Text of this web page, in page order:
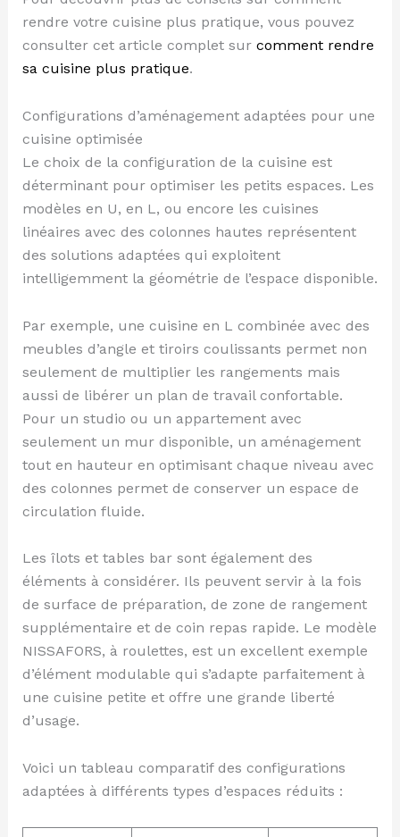
rendre votre cuisine plus pratique, vous pouvez
consulter cet article complet sur comment rendre
sa cuisine plus pratique.
Configurations d’aménagement adaptées pour une
cuisine optimisée
Le choix de la configuration de la cuisine est
déterminant pour optimiser les petits espaces. Les
modèles en U, en L, ou encore les cuisines
linéaires avec des colonnes hautes représentent
des solutions adaptées qui exploitent
intelligemment la géométrie de l’espace disponible.
Par exemple, une cuisine en L combinée avec des
meubles d’angle et tiroirs coulissants permet non
seulement de multiplier les rangements mais
aussi de libérer un plan de travail confortable.
Pour un studio ou un appartement avec
seulement un mur disponible, un aménagement
tout en hauteur en optimisant chaque niveau avec
des colonnes permet de conserver un espace de
circulation fluide.
Les îlots et tables bar sont également des
éléments à considérer. Ils peuvent servir à la fois
de surface de préparation, de zone de rangement
supplémentaire et de coin repas rapide. Le modèle
NISSAFORS, à roulettes, est un excellent exemple
d’élément modulable qui s’adapte parfaitement à
une cuisine petite et offre une grande liberté
d’usage.
Voici un tableau comparatif des configurations
adaptées à différents types d’espaces réduits :